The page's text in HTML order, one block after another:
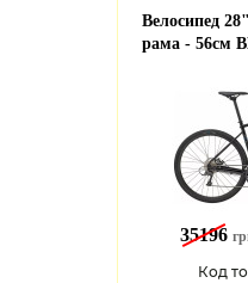
Велосипед
рама - 56см
35196
Код